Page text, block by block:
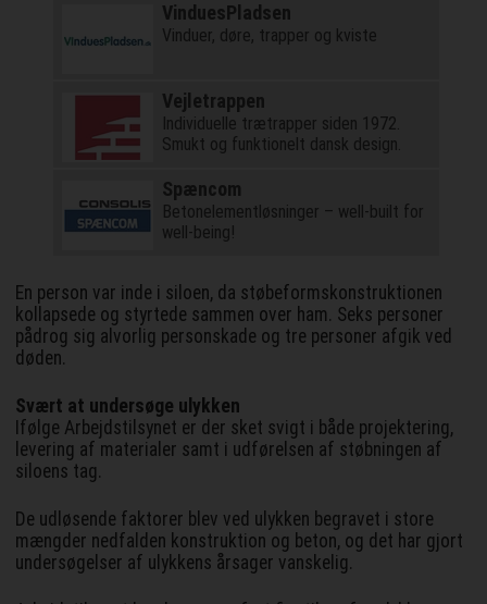
VinduesPladsen
Vinduer, døre, trapper og kviste
Vejletrappen
Individuelle trætrapper siden 1972.
Smukt og funktionelt dansk design.
Spæncom
Betonelementløsninger – well-built for
well-being!
En person var inde i siloen, da støbeformskonstruktionen
kollapsede og styrtede sammen over ham. Seks personer
pådrog sig alvorlig personskade og tre personer afgik ved
døden.
Svært at undersøge ulykken
Ifølge Arbejdstilsynet er der sket svigt i både projektering,
levering af materialer samt i udførelsen af støbningen af
siloens tag.
De udløsende faktorer blev ved ulykken begravet i store
mængder nedfalden konstruktion og beton, og det har gjort
undersøgelser af ulykkens årsager vanskelig.